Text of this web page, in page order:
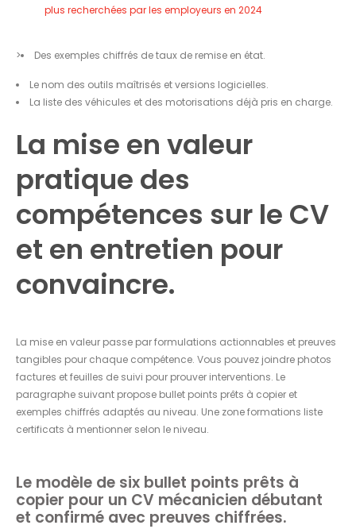
plus recherchées par les employeurs en 2024
> Des exemples chiffrés de taux de remise en état.
Le nom des outils maîtrisés et versions logicielles.
La liste des véhicules et des motorisations déjà pris en charge.
La mise en valeur
pratique des
compétences sur le CV
et en entretien pour
convaincre.
La mise en valeur passe par formulations actionnables et preuves
tangibles pour chaque compétence. Vous pouvez joindre photos
factures et feuilles de suivi pour prouver interventions. Le
paragraphe suivant propose bullet points prêts à copier et
exemples chiffrés adaptés au niveau. Une zone formations liste
certificats à mentionner selon le niveau.
Le modèle de six bullet points prêts à
copier pour un CV mécanicien débutant
et confirmé avec preuves chiffrées.